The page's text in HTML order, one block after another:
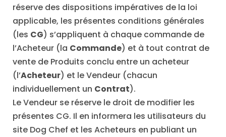
réserve des dispositions impératives de la loi
applicable, les présentes conditions générales
(les CG) s’appliquent à chaque commande de
l’Acheteur (la Commande) et à tout contrat de
vente de Produits conclu entre un acheteur
(l’Acheteur) et le Vendeur (chacun
individuellement un Contrat).
Le Vendeur se réserve le droit de modifier les
présentes CG. Il en informera les utilisateurs du
site Dog Chef et les Acheteurs en publiant un